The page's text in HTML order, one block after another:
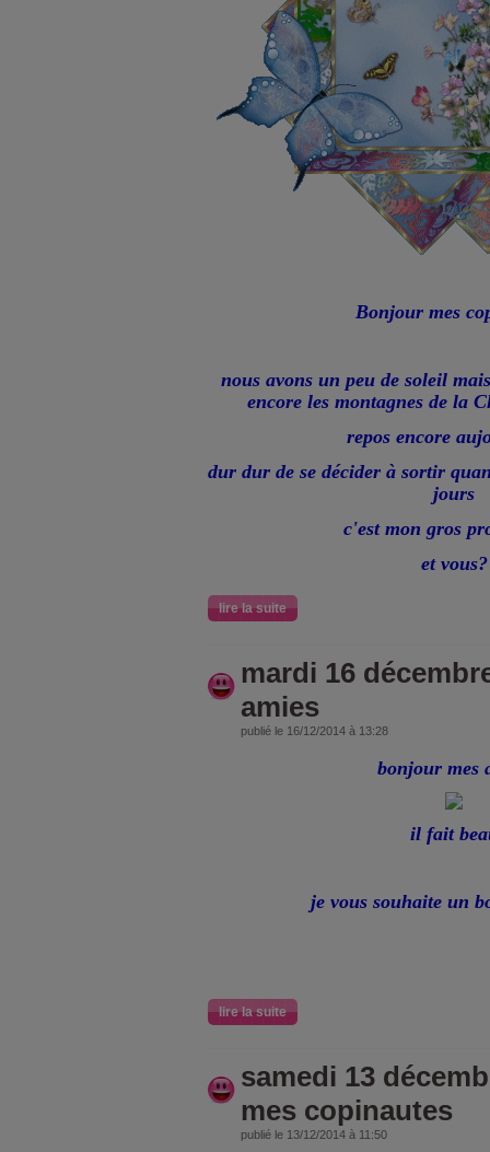
Bonjour mes
nous avons un peu de soleil
encore les montagnes de la
repos encore
dur dur de se décider à sortir
jours
c'est mon gros
et vous?
lire la suite
mardi 16
amies
publié le 16/12/2014 à 13:28
bonjour mes
il fait
je vous souhaite un
lire la suite
samedi 13
mes copinautes
publié le 13/12/2014 à 11:50